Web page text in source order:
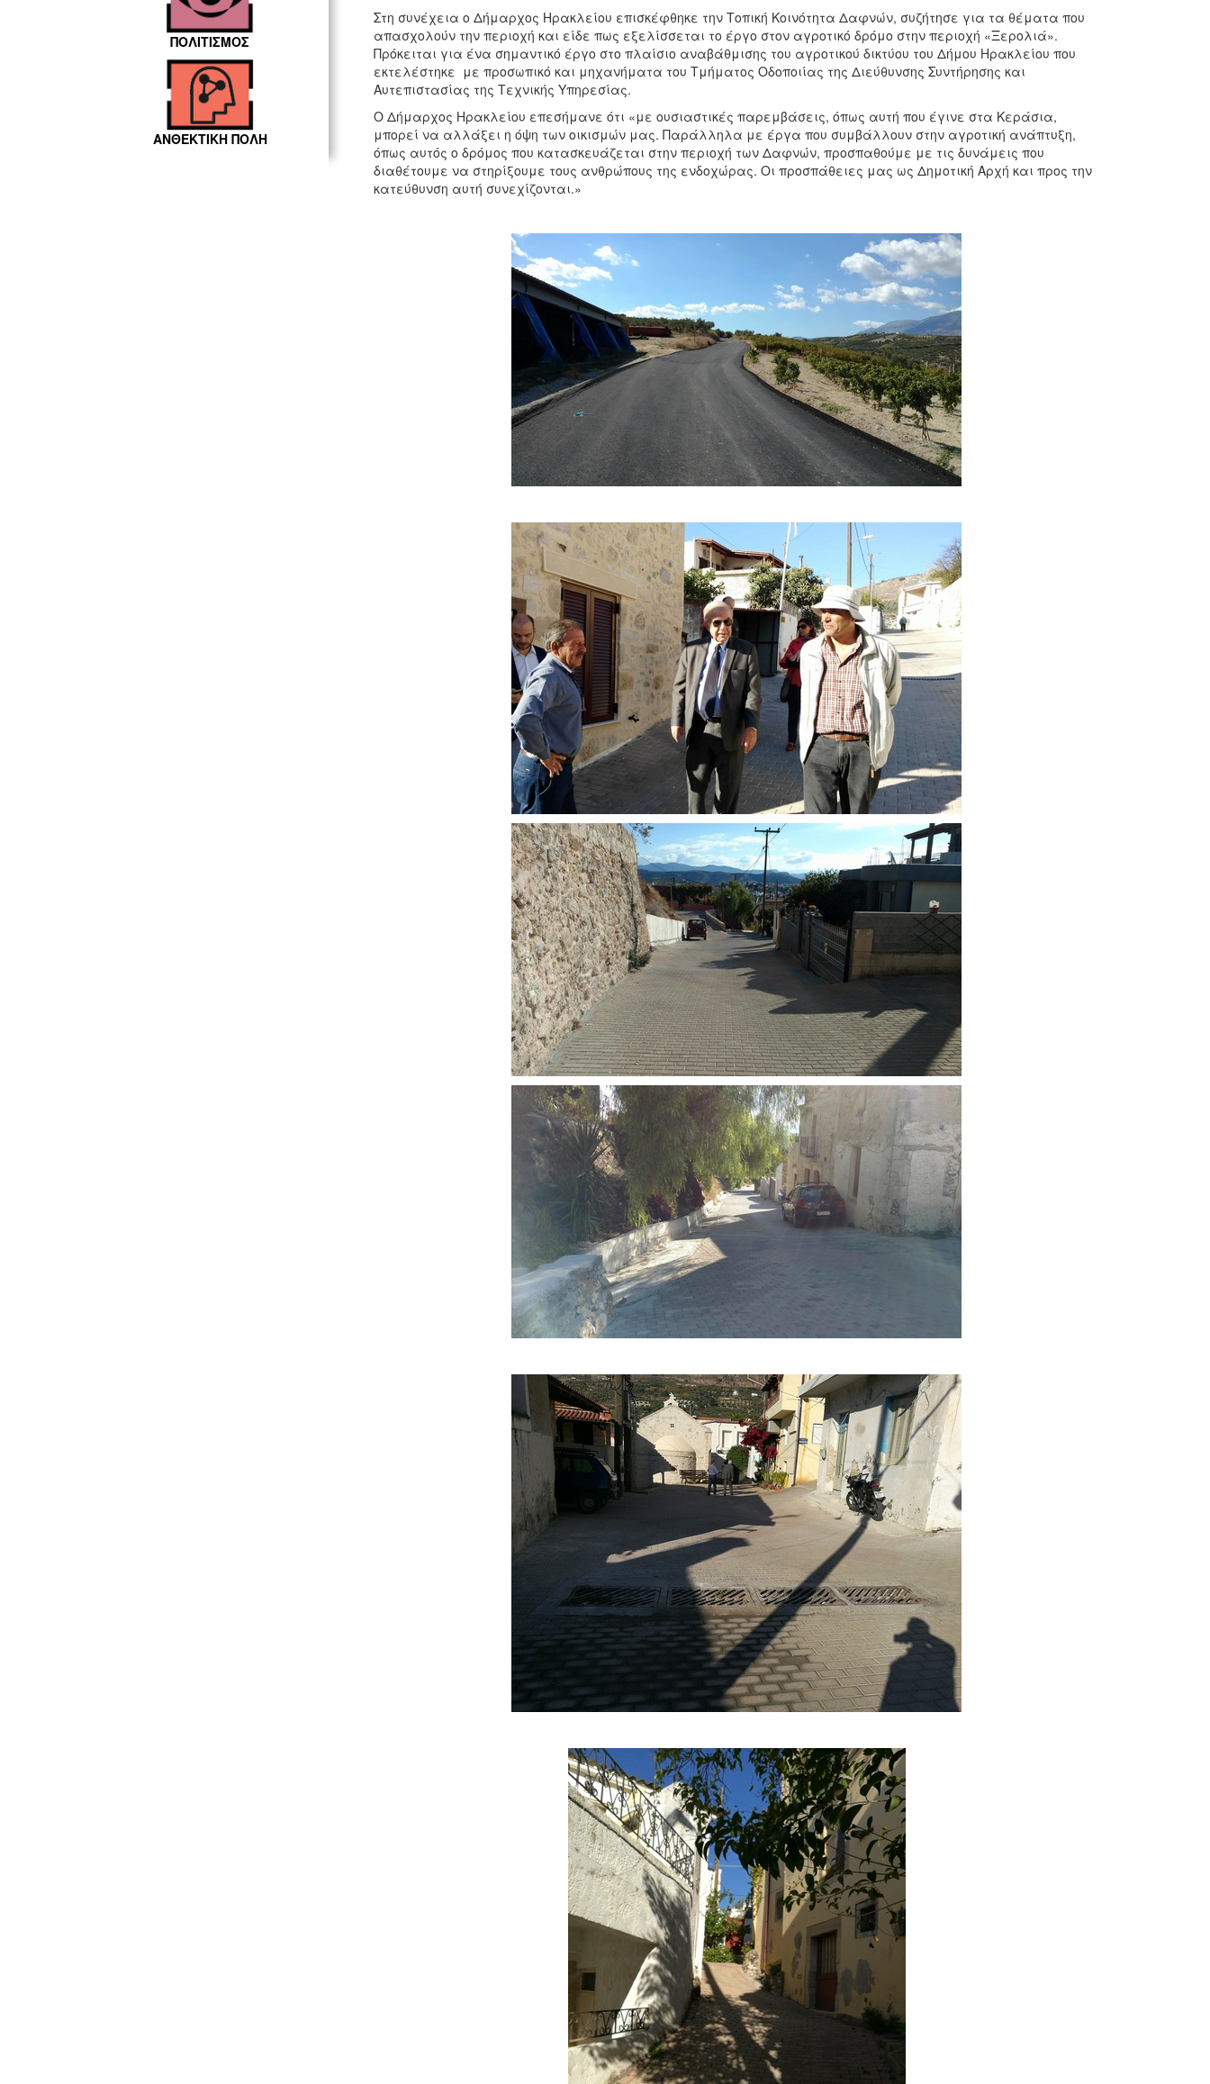
ΠΟΛΙΤΙΣΜΟΣ
ΑΝΘΕΚΤΙΚΗ ΠΟΛΗ
Στη συνέχεια ο Δήμαρχος Ηρακλείου επισκέφθηκε την Τοπική Κοινότητα Δαφνών, συζήτησε για τα θέματα που
απασχολούν την περιοχή και είδε πως εξελίσσεται το έργο στον αγροτικό δρόμο στην περιοχή «Ξερολιά».
Πρόκειται για ένα σημαντικό έργο στο πλαίσιο αναβάθμισης του αγροτικού δικτύου του Δήμου Ηρακλείου που
εκτελέστηκε με προσωπικό και μηχανήματα του Τμήματος Οδοποιίας της Διεύθυνσης Συντήρησης και
Αυτεπιστασίας της Τεχνικής Υπηρεσίας.
Ο Δήμαρχος Ηρακλείου επεσήμανε ότι «με ουσιαστικές παρεμβάσεις, όπως αυτή που έγινε στα Κεράσια,
μπορεί να αλλάξει η όψη των οικισμών μας. Παράλληλα με έργα που συμβάλλουν στην αγροτική ανάπτυξη,
όπως αυτός ο δρόμος που κατασκευάζεται στην περιοχή των Δαφνών, προσπαθούμε με τις δυνάμεις που
διαθέτουμε να στηρίξουμε τους ανθρώπους της ενδοχώρας. Οι προσπάθειες μας ως Δημοτική Αρχή και προς την
κατεύθυνση αυτή συνεχίζονται.»